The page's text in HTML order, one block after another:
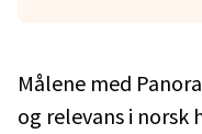
Målene med
og relevans i norsk